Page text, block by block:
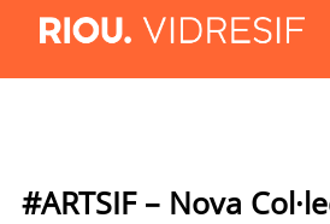
#ARTSIF – Nova